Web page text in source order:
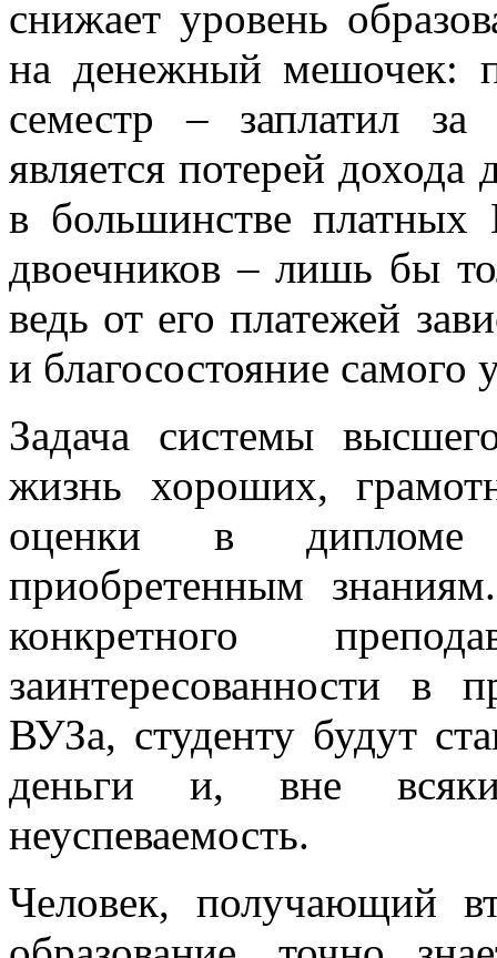
снижает уровень
на денежный мешочек:
семестр – заплатил
является потерей
в большинстве платных
двоечников – лишь бы
ведь от его платежей
и благосостояние самого
Задача системы
жизнь хороших,
оценки в дипломе
приобретенным
конкретного
заинтересованности в
ВУЗа, студенту будут
деньги и, вне
неуспеваемость.
Человек, получающий